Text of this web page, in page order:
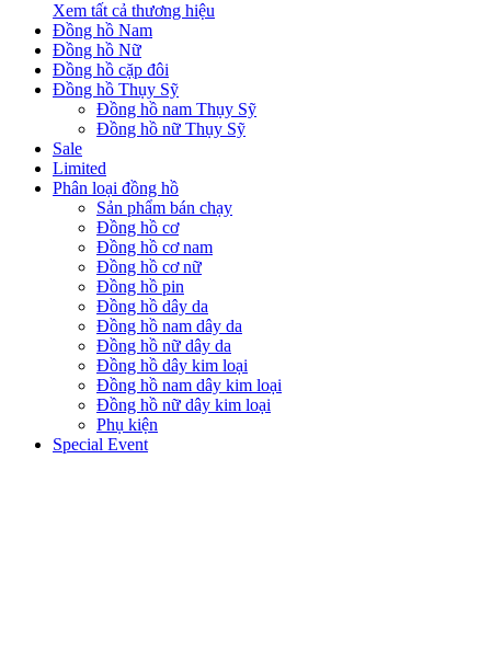
Xem tất cả thương hiệu
Đồng hồ Nam
Đồng hồ Nữ
Đồng hồ cặp đôi
Đồng hồ Thụy Sỹ
Đồng hồ nam Thụy Sỹ
Đồng hồ nữ Thụy Sỹ
Sale
Limited
Phân loại đồng hồ
Sản phẩm bán chạy
Đồng hồ cơ
Đồng hồ cơ nam
Đồng hồ cơ nữ
Đồng hồ pin
Đồng hồ dây da
Đồng hồ nam dây da
Đồng hồ nữ dây da
Đồng hồ dây kim loại
Đồng hồ nam dây kim loại
Đồng hồ nữ dây kim loại
Phụ kiện
Special Event